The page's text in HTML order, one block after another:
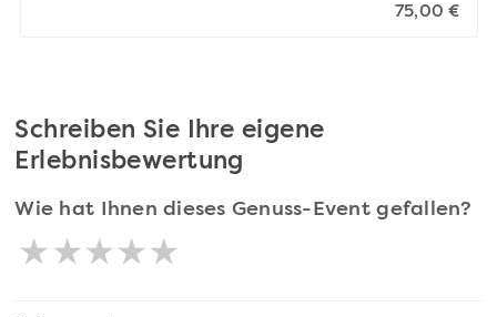
75,00 €
Schreiben Sie Ihre eigene
Erlebnisbewertung
Wie hat Ihnen dieses Genuss-Event gefallen?